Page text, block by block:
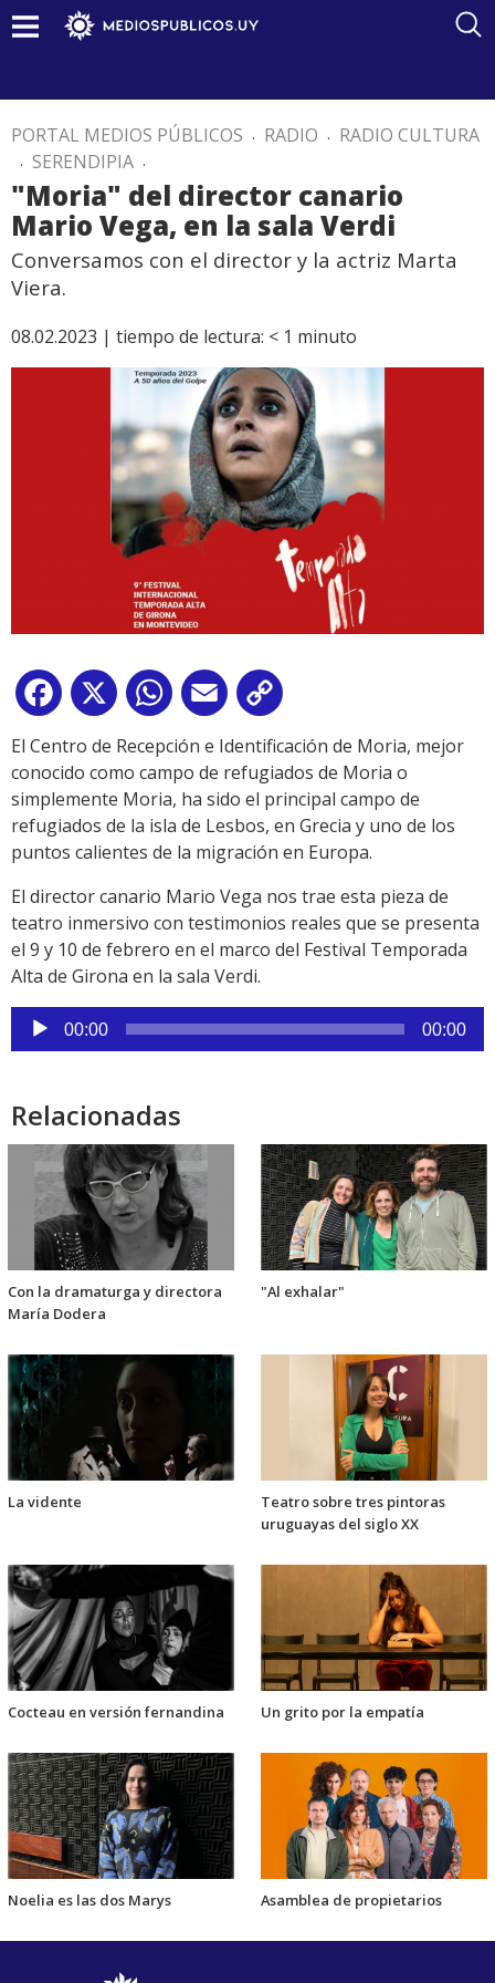
PORTAL MEDIOS PÚBLICOS . RADIO . RADIO CULTURA
. SERENDIPIA .
"Moria" del director canario
Mario Vega, en la sala Verdi
Conversamos con el director y la actriz Marta
Viera.
08.02.2023 | tiempo de lectura: < 1 minuto
Facebook
X WhatsApp
Email
Link
El Centro de Recepción e Identificación de Moria, mejor
conocido como campo de refugiados de Moria o
simplemente Moria, ha sido el principal campo de
refugiados de la isla de Lesbos, en Grecia y uno de los
puntos calientes de la migración en Europa.
El director canario Mario Vega nos trae esta pieza de
teatro inmersivo con testimonios reales que se presenta
el 9 y 10 de febrero en el marco del Festival Temporada
Alta de Girona en la sala Verdi.
Reproductor
de
00:00 00:00
Relacionadas
Con la dramaturga y directora
María Dodera
"Al exhalar"
La vidente
Teatro sobre tres pintoras
uruguayas del siglo XX
Cocteau en versión fernandina Un grito por la empatía
Noelia es las dos Marys Asamblea de propietarios